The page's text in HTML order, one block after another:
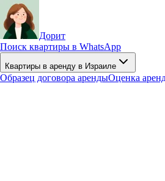
Дорит
Поиск квартиры в WhatsApp
Квартиры в аренду в Израиле
Образец договора арендыОценка